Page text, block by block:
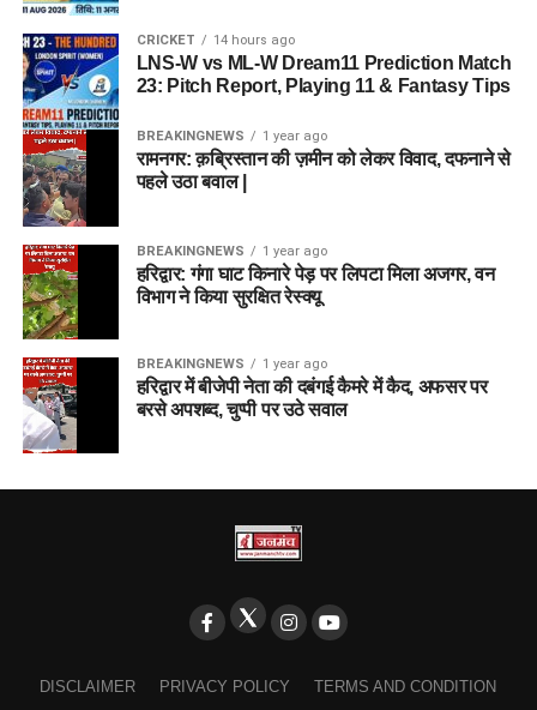
CRICKET 14 hours ago
LNS-W vs ML-W Dream11 Prediction Match
23: Pitch Report, Playing 11 & Fantasy Tips
BREAKINGNEWS 1 year ago
रामनगर: क़ब्रिस्तान की ज़मीन को लेकर विवाद, दफनाने से
पहले उठा बवाल |
BREAKINGNEWS 1 year ago
हरिद्वार: गंगा घाट किनारे पेड़ पर लिपटा मिला अजगर, वन
विभाग ने किया सुरक्षित रेस्क्यू
BREAKINGNEWS 1 year ago
हरिद्वार में बीजेपी नेता की दबंगई कैमरे में कैद, अफसर पर
बरसे अपशब्द, चुप्पी पर उठे सवाल
DISCLAIMER PRIVACY POLICY
TERMS AND CONDITION